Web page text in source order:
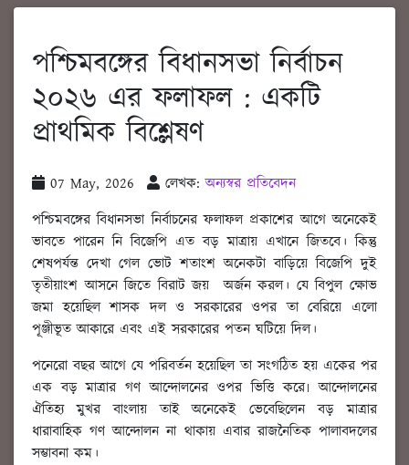
পশ্চিমবঙ্গের বিধানসভা নির্বাচন
২০২৬ এর ফলাফল : একটি
প্রাথমিক বিশ্লেষণ
07 May, 2026 লেখক:অন্যস্বর প্রতিবেদন
পশ্চিমবঙ্গের বিধানসভা নির্বাচনের ফলাফল প্রকাশের আগে অনেকেই
ভাবতে পারেন নি বিজেপি এত বড় মাত্রায় এখানে জিতবে। কিন্তু
শেষপর্যন্ত দেখা গেল ভোট শতাংশ অনেকটা বাড়িয়ে বিজেপি দুই
তৃতীয়াংশ আসনে জিতে বিরাট জয় অর্জন করল। যে বিপুল ক্ষোভ
জমা হয়েছিল শাসক দল ও সরকারের ওপর তা বেরিয়ে এলো
পূঞ্জীভূত আকারে এবং এই সরকারের পতন ঘটিয়ে দিল।
পনেরো বছর আগে যে পরিবর্তন হয়েছিল তা সংগঠিত হয় একের পর
এক বড় মাত্রার গণ আন্দোলনের ওপর ভিত্তি করে৷ আন্দোলনের
ঐতিহ্য মুখর বাংলায় তাই অনেকেই ভেবেছিলেন বড় মাত্রার
ধারাবাহিক গণ আন্দোলন না থাকায় এবার রাজনৈতিক পালাবদলের
সম্ভাবনা কম।